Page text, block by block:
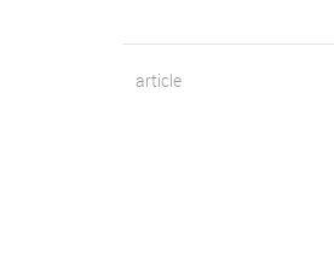
article